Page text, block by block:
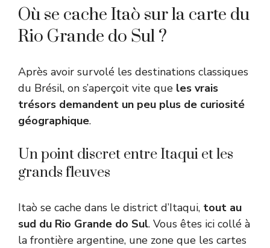
Où se cache Itaò sur la carte du
Rio Grande do Sul ?
Après avoir survolé les destinations classiques
du Brésil, on s’aperçoit vite que les vrais
trésors demandent un peu plus de curiosité
géographique.
Un point discret entre Itaqui et les
grands fleuves
Itaò se cache dans le district d’Itaqui, tout au
sud du Rio Grande do Sul. Vous êtes ici collé à
la frontière argentine, une zone que les cartes